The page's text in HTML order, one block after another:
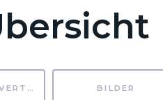
BUTTONS INVERTIERT BILDER